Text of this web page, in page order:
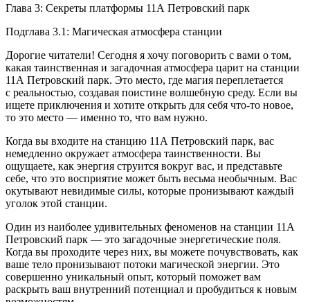
Глава 3: Секреты платформы 11А Петровский парк
Подглава 3.1: Магическая атмосфера станции
Дорогие читатели! Сегодня я хочу поговорить с вами о том,
какая таинственная и загадочная атмосфера царит на станции
11А Петровский парк. Это место, где магия переплетается
с реальностью, создавая поистине волшебную среду. Если вы
ищете приключения и хотите открыть для себя что-то новое,
то это место — именно то, что вам нужно.
Когда вы входите на станцию 11А Петровский парк, вас
немедленно окружает атмосфера таинственности. Вы
ощущаете, как энергия струится вокруг вас, и представьте
себе, что это восприятие может быть весьма необычным. Вас
окутывают невидимые силы, которые пронизывают каждый
уголок этой станции.
Один из наиболее удивительных феноменов на станции 11А
Петровский парк — это загадочные энергетические поля.
Когда вы проходите через них, вы можете почувствовать, как
ваше тело пронизывают потоки магической энергии. Это
совершенно уникальный опыт, который поможет вам
раскрыть ваш внутренний потенциал и пробудиться к новым